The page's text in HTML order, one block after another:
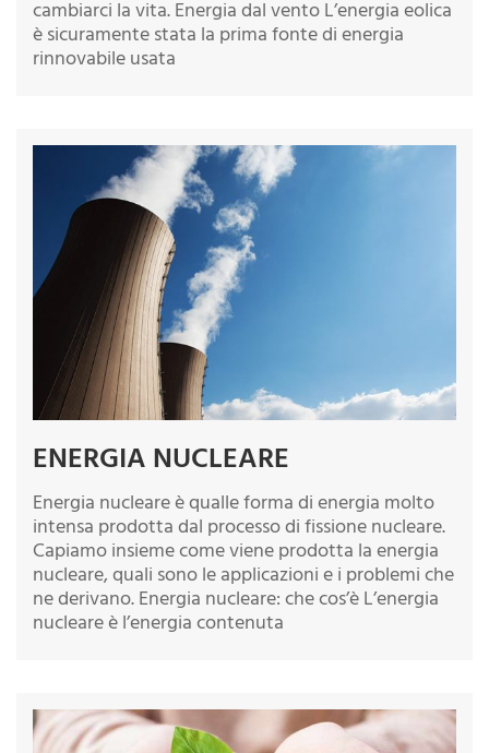
cambiarci la vita. Energia dal vento L’energia eolica
è sicuramente stata la prima fonte di energia
rinnovabile usata
ENERGIA NUCLEARE
Energia nucleare è qualle forma di energia molto
intensa prodotta dal processo di fissione nucleare.
Capiamo insieme come viene prodotta la energia
nucleare, quali sono le applicazioni e i problemi che
ne derivano. Energia nucleare: che cos’è L’energia
nucleare è l’energia contenuta